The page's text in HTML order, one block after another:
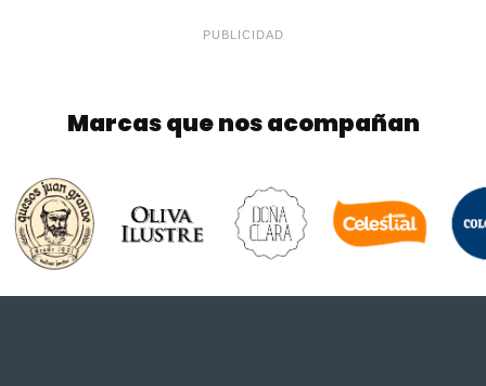
PUBLICIDAD
Marcas que nos acompañan